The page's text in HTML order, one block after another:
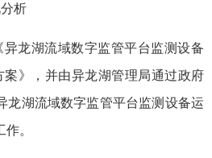
析
龙湖流域数字监管平台监测设备
案》，并由异龙湖管理局通过政府
龙湖流域数字监管平台监测设备运
。